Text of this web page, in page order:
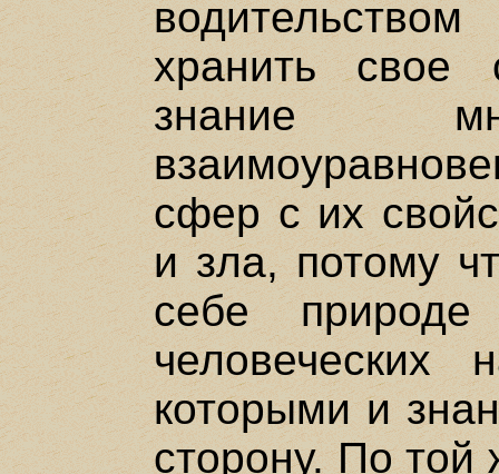
хранить свое
знание
сфер с их
и зла, потому
себе
человеческих
которыми и
сторону. По